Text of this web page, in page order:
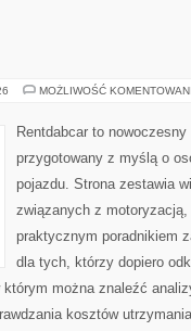
MOŻLIWOŚĆ
Rentdabcar to
przygotowany z myślą o
pojazdu. Strona zestawia
związanych z
praktycznym poradnikiem
dla tych, którzy dopiero
można znaleźć
kosztów